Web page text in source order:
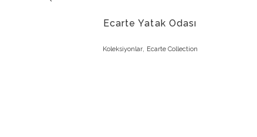
Ecarte Yatak Odası
Koleksiyonlar, Ecarte Collection